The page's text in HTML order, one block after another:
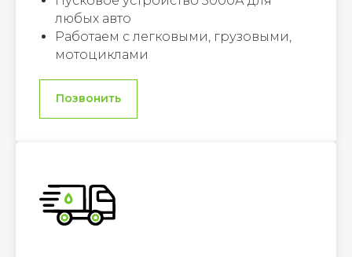
любых авто
Работаем с легковыми, грузовыми,
мотоциклами
Позвонить